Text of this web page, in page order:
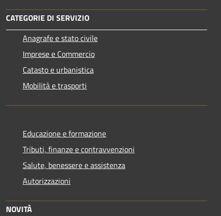
CATEGORIE DI SERVIZIO
Anagrafe e stato civile
Imprese e Commercio
Catasto e urbanistica
Mobilità e trasporti
Educazione e formazione
Tributi, finanze e contravvenzioni
Salute, benessere e assistenza
Autorizzazioni
NOVITÀ